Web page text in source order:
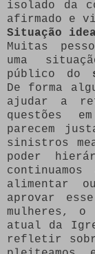
isolado da
afirmado e
Situação
Muitas
uma
público do
De forma
ajudar a
questões
parecem
sinistros
poder
alimentar
aprovar
mulheres, o
atual da
refletir